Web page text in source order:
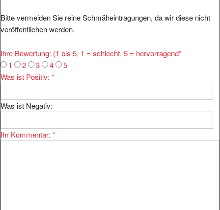
Bitte vermeiden Sie reine Schmäheintragungen, da wir diese nicht
veröffentlichen werden.
Ihre Bewertung: (1 bis 5, 1 = schlecht, 5 = hervorragend*
1
2 3 4
5
Was ist Positiv: *
Was ist Negativ:
Ihr Kommentar: *